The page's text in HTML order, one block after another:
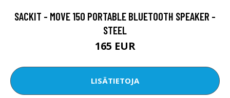
SACKIT - MOVE 150 PORTABLE BLUETOOTH SPEAKER -
STEEL
165 EUR
LISÄTIETOJA